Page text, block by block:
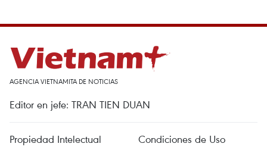
AGENCIA VIETNAMITA DE NOTICIAS
Editor en jefe: TRAN TIEN DUAN
Propiedad Intelectual
Condiciones de Uso